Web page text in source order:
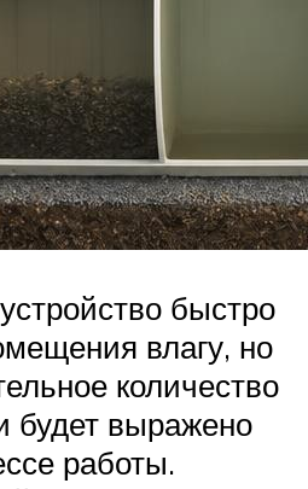
быстро
влагу, но
количество
будет выражено
работы.